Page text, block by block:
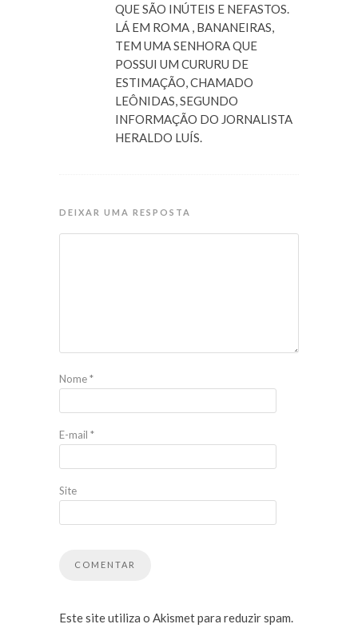
QUE SÃO INÚTEIS E NEFASTOS.
LÁ EM ROMA , BANANEIRAS,
TEM UMA SENHORA QUE
POSSUI UM CURURU DE
ESTIMAÇÃO, CHAMADO
LEÔNIDAS, SEGUNDO
INFORMAÇÃO DO JORNALISTA
HERALDO LUÍS.
DEIXAR UMA RESPOSTA
Nome*
E-mail *
Site
Este site utiliza o Akismet para reduzir spam.